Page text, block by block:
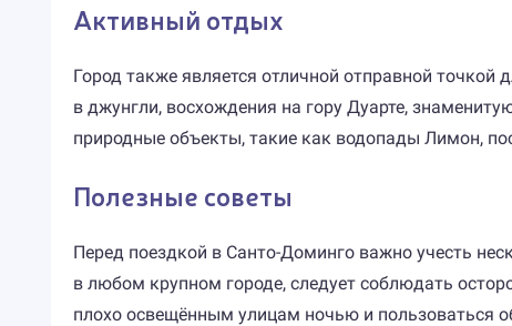
Активный отдых
Город также является отличной отправной
в джунгли, восхождения на гору Дуарте,
природные объекты, такие как водопады Лимон,
Полезные советы
Перед поездкой в Санто-Доминго важно учесть
в любом крупном городе, следует соблюдать
плохо освещённым улицам ночью и пользоваться